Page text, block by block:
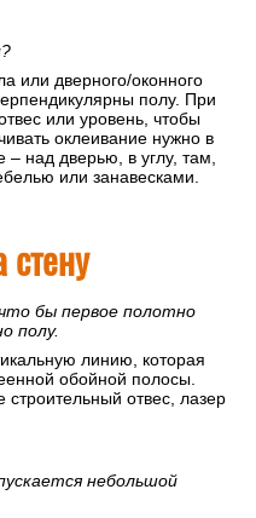
или дверного/оконного
полу. При
или уровень, чтобы
оклеивание нужно в
– над дверью, в углу, там,
или занавесками.
бы первое полотно
полу.
линию, которая
обойной полосы.
строительный отвес, лазер
небольшой